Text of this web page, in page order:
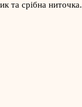
та срібна ниточка.